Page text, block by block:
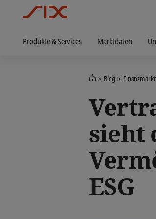
Produkte & Services Marktdaten
Blog
sieht
ESG